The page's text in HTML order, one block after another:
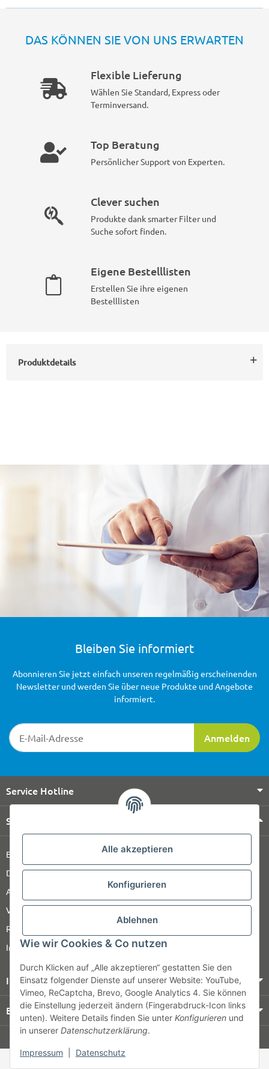
Alle akzeptieren
Konfigurieren
Ablehnen
Wie wir Cookies & Co nutzen
Durch Klicken auf „Alle akzeptieren“ gestatten Sie den
Einsatz folgender Dienste auf unserer Website: YouTube,
Vimeo, ReCaptcha, Brevo, Google Analytics 4. Sie können
die Einstellung jederzeit ändern (Fingerabdruck-Icon links
unten). Weitere Details finden Sie unter Konfigurieren und
in unserer Datenschutzerklärung.
Impressum Datenschutz
DAS KÖNNEN SIE VON UNS ERWARTEN
Flexible Lieferung
Wählen Sie Standard, Express oder
Terminversand.
Top Beratung
Persönlicher Support von Experten.
Clever suchen
Produkte dank smarter Filter und
Suche sofort finden.
Eigene Bestelllisten
Erstellen Sie ihre eigenen
Bestelllisten
Produktdetails
Bleiben Sie informiert
Newsletter-Registrierung
Anmelden
Abonnieren Sie jetzt einfach unseren regelmäßig erscheinenden
Newsletter und werden Sie über neue Produkte und Angebote
informiert.
Service Hotline
Shop Service
Barrierefreiheitserklärung
Datenschutz
AGB
Versandinformationen
Retour
Impressum
Informationen
Bezahlung & Versand
© HOZ MEDI WERK
* Alle Preise zzgl. gesetzlicher USt., zzgl.